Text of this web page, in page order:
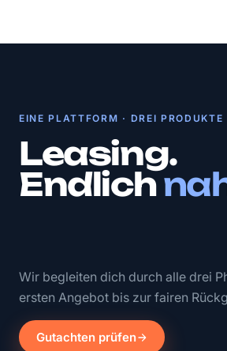
EINE PLATTFORM · DREI PRODUKTE
Leasing.
Endlich
Wir begleiten dich durch alle drei
ersten Angebot bis zur fairen
Gutachten prüfen